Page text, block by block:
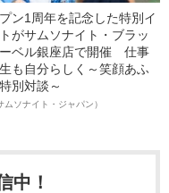
ン1周年を記念した特別イ
がサムソナイト・ブラッ
ベル銀座店で開催 仕事
も自分らしく～笑顔あふ
別対談～
ムソナイト・ジャパン）
中！